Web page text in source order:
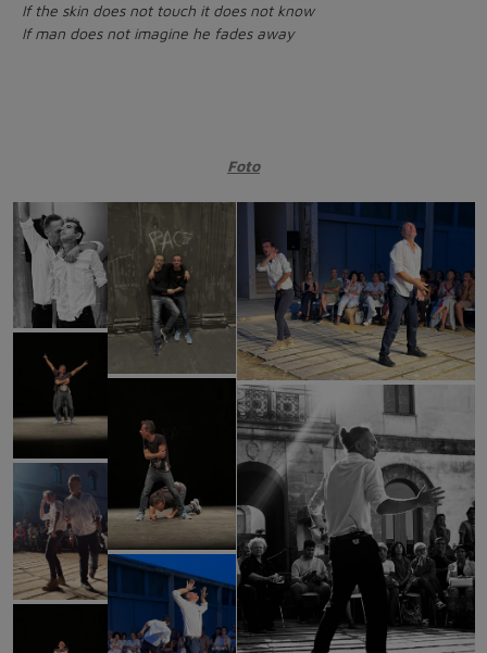
If the skin does not touch it does not know
If man does not imagine he fades away
Foto